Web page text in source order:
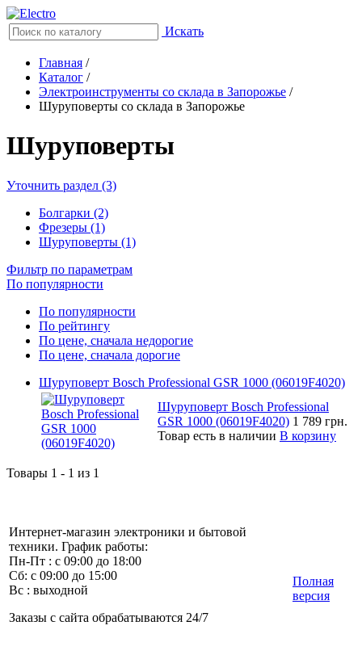
Искать
Главная /
Каталог /
Электроинструменты со склада в Запорожье /
Шуруповерты со склада в Запорожье
Шуруповерты
Уточнить раздел (3)
Болгарки (2)
Фрезеры (1)
Шуруповерты (1)
Фильтр по параметрам
По популярности
По популярности
По рейтингу
По цене, сначала недорогие
По цене, сначала дорогие
Шуруповерт Bosch Professional GSR 1000 (06019F4020)
Шуруповерт Bosch Professional
GSR 1000 (06019F4020) 1 789 грн.
Товар есть в наличии В корзину
Товары 1 - 1 из 1
Интернет-магазин электроники и бытовой
техники. График работы:
Пн-Пт : с 09:00 до 18:00
Сб: с 09:00 до 15:00
Вс : выходной
Заказы с сайта обрабатываются 24/7
Полная
версия